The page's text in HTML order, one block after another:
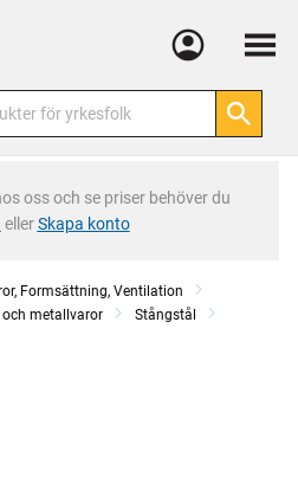
Meny
oss och se priser behöver du
ellerSkapa konto
Formsättning, Ventilation
metallvaror
Stångstål